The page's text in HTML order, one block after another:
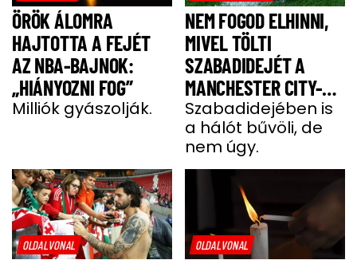
ÖRÖK ÁLOMRA
HAJTOTTA A FEJÉT
AZ NBA-BAJNOK:
„HIÁNYOZNI FOG”
Milliók gyászolják.
NEM FOGOD ELHINNI,
MIVEL TÖLTI
SZABADIDEJÉT A
MANCHESTER CITY-
SZTÁRJA
Szabadidejében is
a hálót bűvöli, de
nem úgy.
OLDALVONAL OLDALVONAL